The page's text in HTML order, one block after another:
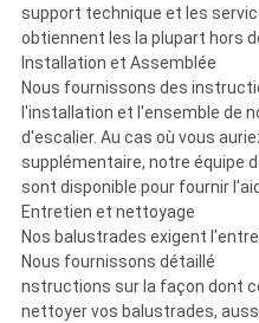
support technique et les
obtiennent les la plupart hors
Installation et Assemblée
Nous fournissons des
l'installation et l'ensemble de
d'escalier. Au cas où vous
supplémentaire, notre équipe
sont disponible pour fournir
Entretien et nettoyage
Nos balustrades exigent
Nous fournissons détaillé
nstructions sur la façon dont
nettoyer vos balustrades,